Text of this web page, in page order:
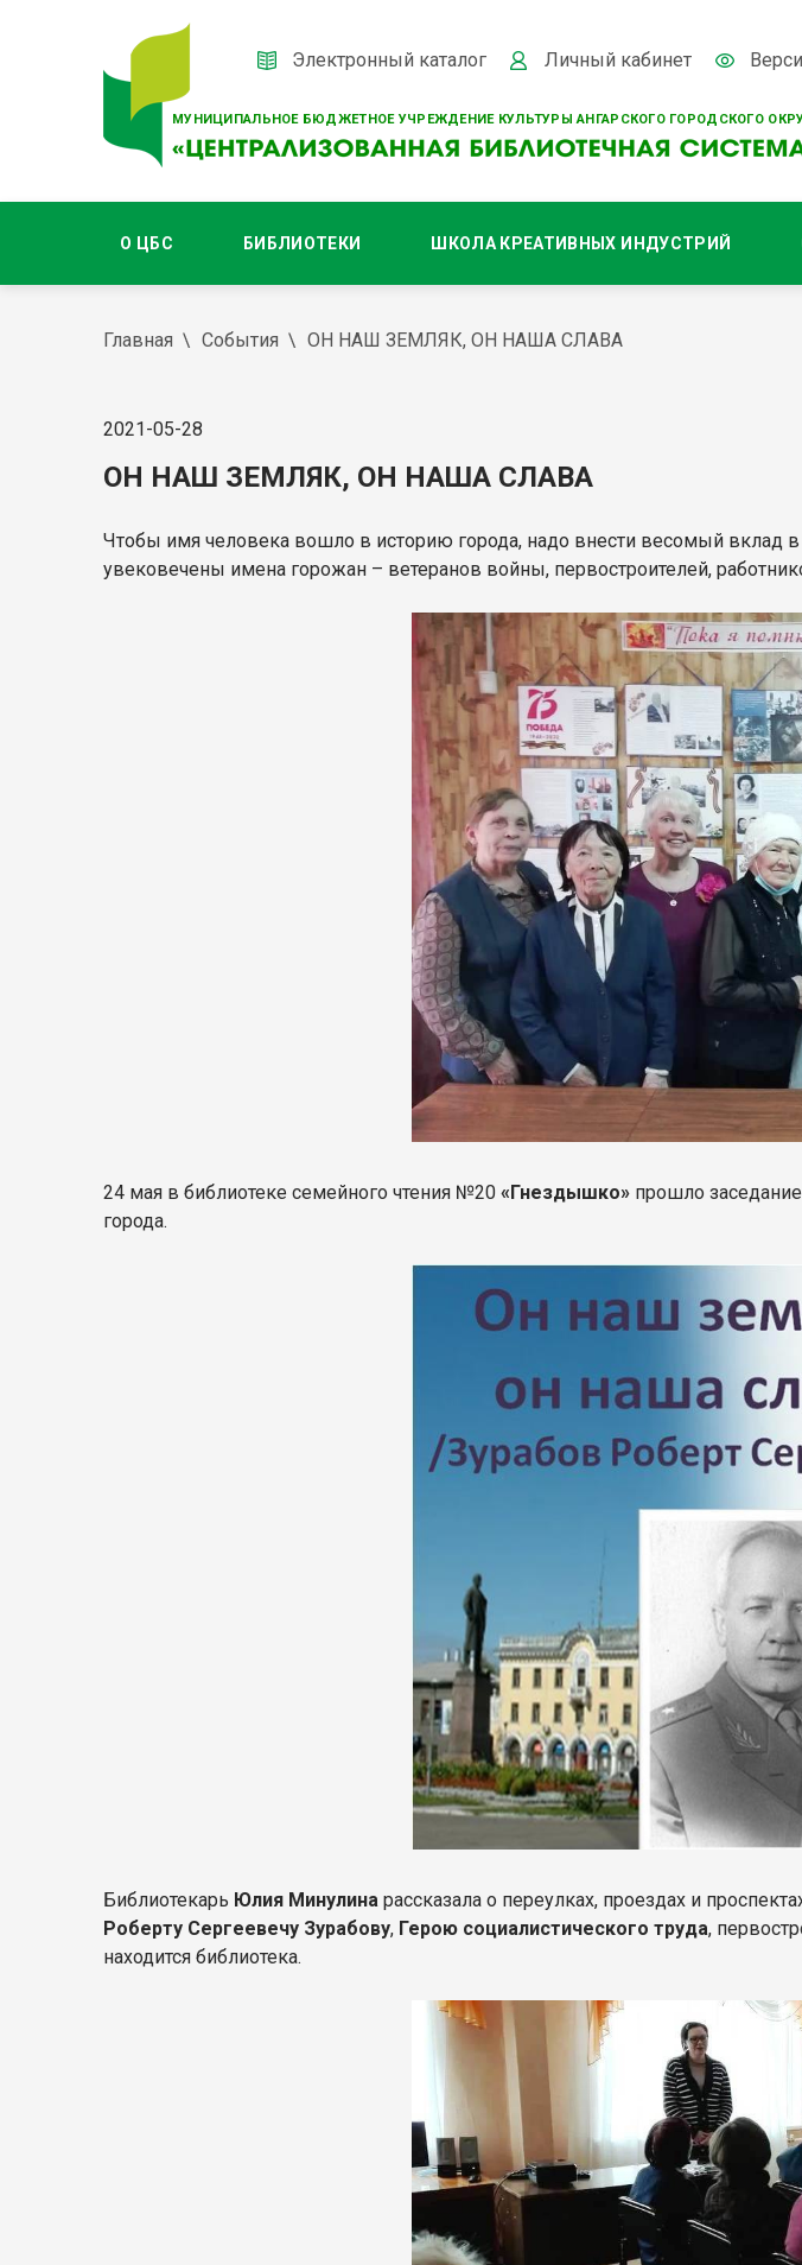
МУНИЦИПАЛЬНОЕ БЮДЖЕТНОЕ УЧРЕЖДЕНИЕ КУЛЬТУРЫ АНГАРСКОГО ГОРОДСКОГО
Электронный каталог Личный кабинет
О ЦБС БИБЛИОТЕКИ ШКОЛА КРЕАТИВНЫХ ИНДУСТРИЙ
Главная События ОН НАШ ЗЕМЛЯК, ОН НАША СЛАВА
2021-05-28
ОН НАШ ЗЕМЛЯК, ОН НАША СЛАВА
Чтобы имя человека вошло в историю города, надо внести весомый вклад в
увековечены имена горожан – ветеранов войны, первостроителей,
24 мая в библиотеке семейного чтения №20 «Гнездышко» прошло
города.
Библиотекарь Юлия Минулина рассказала о переулках, проездах и
Роберту Сергеевечу Зурабову, Герою социалистического труда,
находится библиотека.